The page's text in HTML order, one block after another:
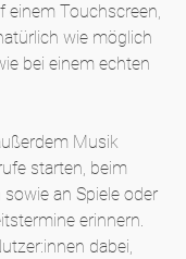
einem Touchscreen,
wie möglich
bei einem echten
Musik
starten, beim
an Spiele oder
erinnern.
dabei,